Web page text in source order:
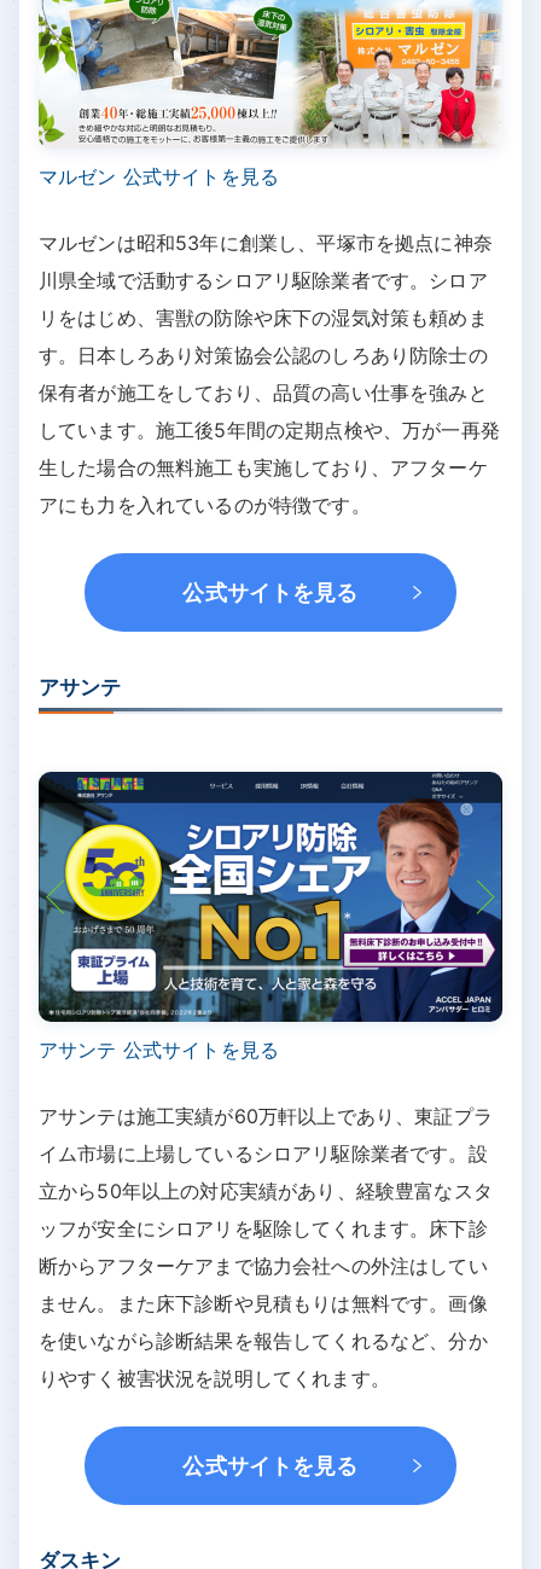
マルゼン 公式サイトを見る
マルゼンは昭和53年に創業し、平塚市を拠点に神奈
川県全域で活動するシロアリ駆除業者です。シロア
リをはじめ、害獣の防除や床下の湿気対策も頼めま
す。日本しろあり対策協会公認のしろあり防除士の
保有者が施工をしており、品質の高い仕事を強みと
しています。施工後5年間の定期点検や、万が一再発
生した場合の無料施工も実施しており、アフターケ
アにも力を入れているのが特徴です。
公式サイトを見る
アサンテ
アサンテ 公式サイトを見る
アサンテは施工実績が60万軒以上であり、東証プラ
イム市場に上場しているシロアリ駆除業者です。設
立から50年以上の対応実績があり、経験豊富なスタ
ッフが安全にシロアリを駆除してくれます。床下診
断からアフターケアまで協力会社への外注はしてい
ません。また床下診断や見積もりは無料です。画像
を使いながら診断結果を報告してくれるなど、分か
りやすく被害状況を説明してくれます。
公式サイトを見る
ダスキン